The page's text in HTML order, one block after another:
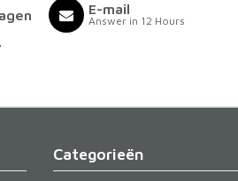
E-mail
Answer in 12 Hours
Categorieën